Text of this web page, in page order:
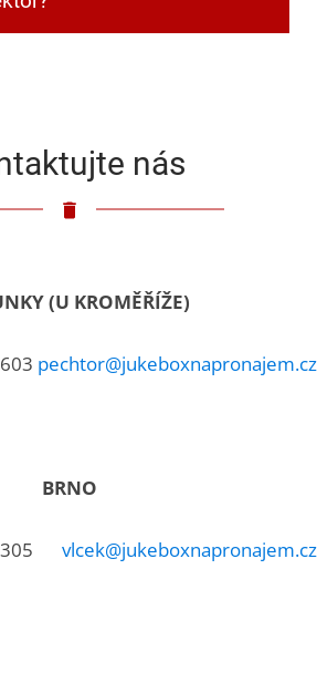
nás
(U KROMĚŘÍŽE)
pechtor@jukeboxnapronajem.cz
BRNO
vlcek@jukeboxnapronajem.cz